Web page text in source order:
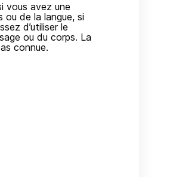
vous avez une
de la langue, si
d’utiliser le
ou du corps. La
connue.